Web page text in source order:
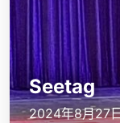
Seetag
2024年8月27